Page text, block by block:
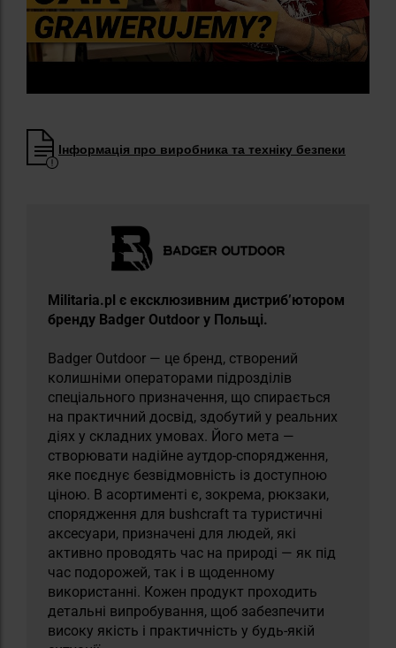
Інформація про виробника та техніку безпеки
Militaria.pl є ексклюзивним дистриб’ютором
бренду Badger Outdoor у Польщі.
Badger Outdoor — це бренд, створений
колишніми операторами підрозділів
спеціального призначення, що спирається
на практичний досвід, здобутий у реальних
діях у складних умовах. Його мета —
створювати надійне аутдор-спорядження,
яке поєднує безвідмовність із доступною
ціною. В асортименті є, зокрема, рюкзаки,
спорядження для bushcraft та туристичні
аксесуари, призначені для людей, які
активно проводять час на природі — як під
час подорожей, так і в щоденному
використанні. Кожен продукт проходить
детальні випробування, щоб забезпечити
високу якість і практичність у будь-якій